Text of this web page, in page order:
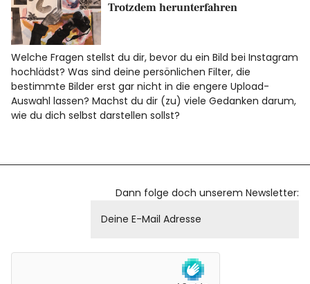
Generation XYZ
Über uns
FacebookInstagram
Trotzdem herunterfahren
Welche Fragen stellst du dir, bevor du ein Bild bei Instagram
hochlädst? Was sind deine persönlichen Filter, die
bestimmte Bilder erst gar nicht in die engere Upload-
Auswahl lassen? Machst du dir (zu) viele Gedanken darum,
wie du dich selbst darstellen sollst?
Dann folge doch unserem Newsletter: